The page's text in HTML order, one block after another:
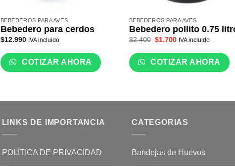
BEBEDEROS PARA AVES
Bebedero para cerdos
$12.990 IVA incluido
COTIZAR AHORA
BEBEDEROS PARA AVES
Bebedero pollito 0.75
$2.400 El
original
era:
$2.400.
$1.700El
actual
es:
$1.700.
IVA incluido
COTIZAR AHORA
LINKS DE IMPORTANCIA
POLÍTICA DE PRIVACIDAD
CATEGORIAS
Bandejas de Huevos